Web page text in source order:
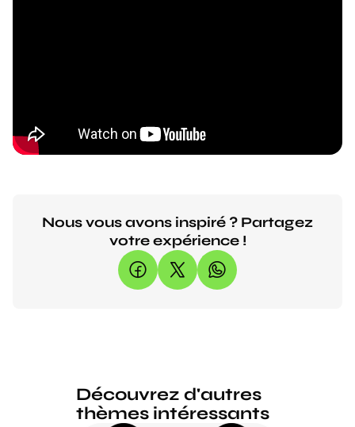
Nous vous avons inspiré ? Partagez
votre expérience !
Découvrez d'autres
thèmes intéressants